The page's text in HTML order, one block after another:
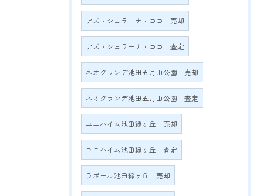
アズ・シェラーナ・ココ 売却
アズ・シェラーナ・ココ 査定
ネオグランデ池田五月山公園 売却
ネオグランデ池田五月山公園 査定
ユニハイム池田緑ヶ丘 売却
ユニハイム池田緑ヶ丘 査定
ラポール池田緑ヶ丘 売却